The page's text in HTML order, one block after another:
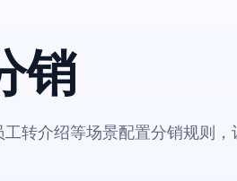
销
工转介绍等场景配置分销规则